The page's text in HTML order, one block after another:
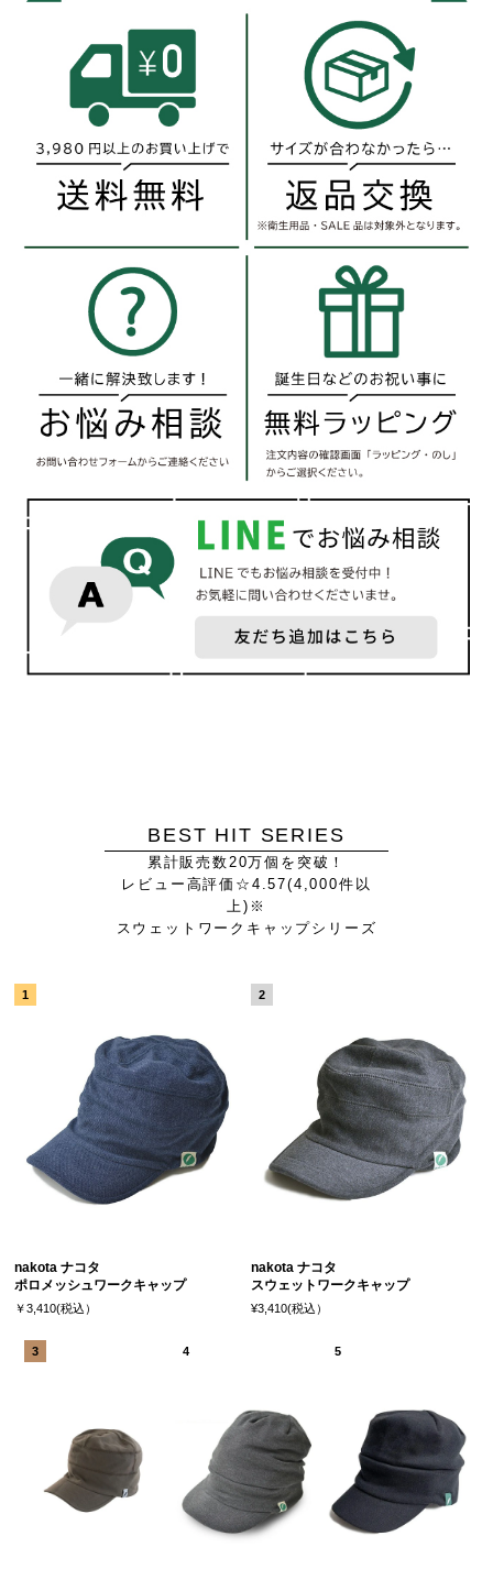
BEST HIT SERIES
累計販売数20万個を突破！
レビュー高評価☆4.57(4,000件以
上)※
スウェットワークキャップシリーズ
nakota ナコタ
ポロメッシュワークキャップ
￥3,410(税込）
nakota ナコタ
スウェットワークキャップ
¥3,410(税込）